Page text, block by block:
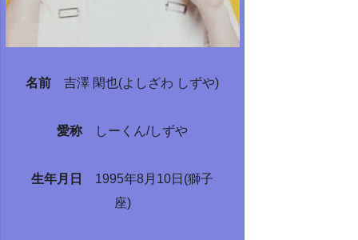
名前 吉澤 閑也(よしざわ しずや)
愛称 しーくん/しずや
生年月日 1995年8月10日(獅子
座)